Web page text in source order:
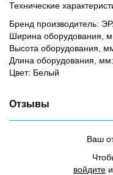
Технические
Бренд производитель:
Ширина оборудования,
Высота оборудования,
Длина оборудования,
Цвет: Белый
Отзывы
Ваш
войдите